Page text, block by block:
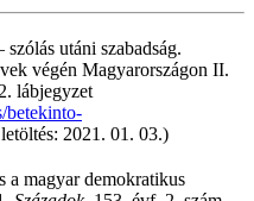
utáni szabadság.
végén Magyarországon II.
lábjegyzet
betekinto-
2021. 01. 03.)
magyar demokratikus